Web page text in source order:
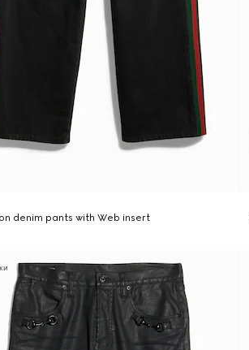
denim pants with Web insert